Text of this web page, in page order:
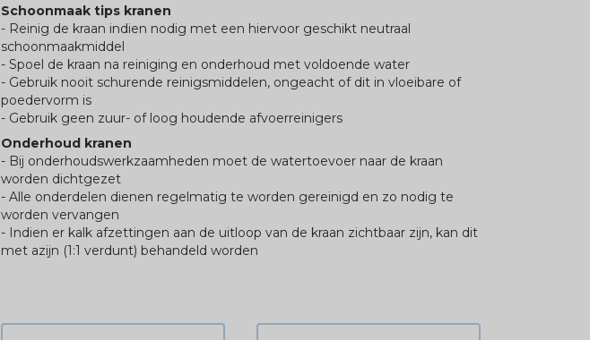
Schoonmaak tips kranen
- Reinig de kraan indien nodig met een hiervoor geschikt neutraal
schoonmaakmiddel
- Spoel de kraan na reiniging en onderhoud met voldoende water
- Gebruik nooit schurende reinigsmiddelen, ongeacht of dit in vloeibare of
poedervorm is
- Gebruik geen zuur- of loog houdende afvoerreinigers
Onderhoud kranen
- Bij onderhoudswerkzaamheden moet de watertoevoer naar de kraan
worden dichtgezet
- Alle onderdelen dienen regelmatig te worden gereinigd en zo nodig te
worden vervangen
- Indien er kalk afzettingen aan de uitloop van de kraan zichtbaar zijn, kan dit
met azijn (1:1 verdunt) behandeld worden